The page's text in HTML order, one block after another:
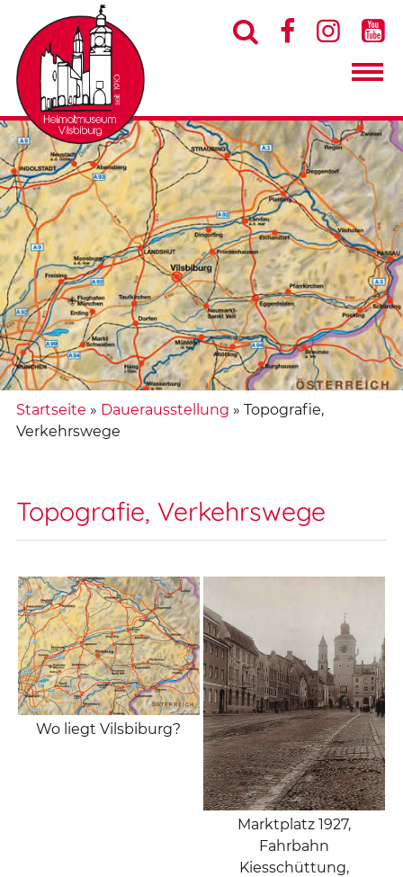
   
Startseite » Dauerausstellung » Topografie,
Verkehrswege
Topografie, Verkehrswege
Wo liegt Vilsbiburg?
Marktplatz 1927,
Fahrbahn
Kiesschüttung,